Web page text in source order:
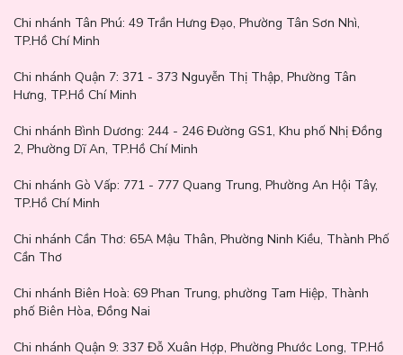
Ô Contour: Talc, Mica, Dầu khoáng (Paraffinum Liquidum),
Hương thơm (Parfum), Tocopherol, Oxit sắt (CI 77491, CI 77492,
CI 77499).
Ô Bronzer: Talc, Mica, Dầu khoáng (Paraffinum Liquidum),
Petrolatum, Methylparaben, Propylparaben, Tocopheryl Acetate,
CI 77499).
Phenoxyethanol, Ethylhexylglycerin, Tocopheryl Acetate, Hương
thơm (Parfum), Tocopherol, Oxit sắt (CI77491, CI 77499),
Ô Phấn bắt sáng: Talc, Mica, Dầu khoáng (Paraffinum Liquidum),
Phenoxyethanol, Ethylhexylglycerin, Tocopheryl Acetate, Hương
Chi nhánh Tân Phú: 49 Trần Hưng Đạo, Phường Tân Sơn Nhì,
TP.Hồ Chí Minh
Chi nhánh Quận 7: 371 - 373 Nguyễn Thị Thập, Phường Tân
Hưng, TP.Hồ Chí Minh
Chi nhánh Bình Dương: 244 - 246 Đường GS1, Khu phố Nhị Đồng
2, Phường Dĩ An, TP.Hồ Chí Minh
Chi nhánh Gò Vấp: 771 - 777 Quang Trung, Phường An Hội Tây,
TP.Hồ Chí Minh
Chi nhánh Cần Thơ: 65A Mậu Thân, Phường Ninh Kiều, Thành Phố
Cần Thơ
Chi nhánh Biên Hoà: 69 Phan Trung, phường Tam Hiệp, Thành
phố Biên Hòa, Đồng Nai
Chi nhánh Quận 9: 337 Đỗ Xuân Hợp, Phường Phước Long, TP.Hồ